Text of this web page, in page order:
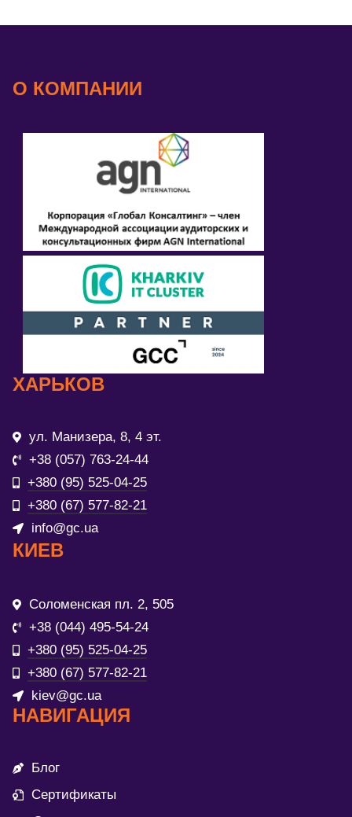
О КОМПАНИИ
ХАРЬКОВ
ул. Манизера, 8, 4 эт.
+38 (057) 763-24-44
+380 (95) 525-04-25
+380 (67) 577-82-21
info@gc.ua
КИЕВ
Соломенская пл. 2, 505
+38 (044) 495-54-24
+380 (95) 525-04-25
+380 (67) 577-82-21
kiev@gc.ua
НАВИГАЦИЯ
Блог
Сертификаты